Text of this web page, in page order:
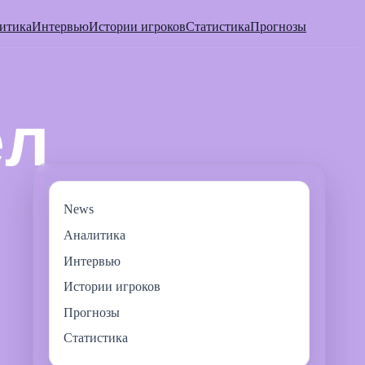
ИнтервьюИстории игроковСтатистикаПрогнозы
News
Аналитика
Интервью
Истории игроков
Прогнозы
Статистика